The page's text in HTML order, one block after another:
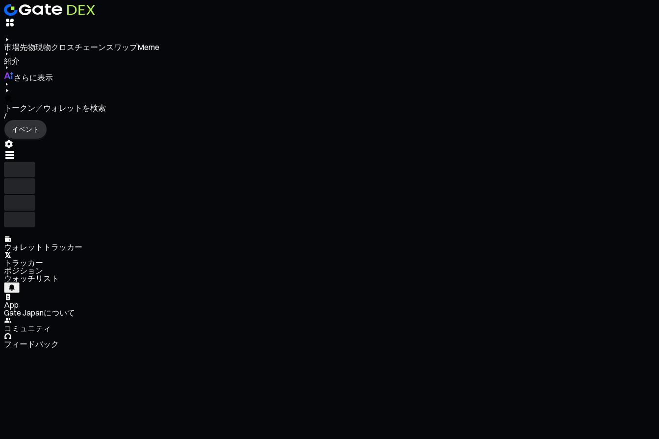
市場先物現物クロスチェーンスワップMeme
紹介
さらに表示
トークン／ウォレットを検索
/
イベント
ウォレットトラッカー
トラッカー
ポジション
ウォッチリスト
App
Gate Japanについて
コミュニティ
フィードバック